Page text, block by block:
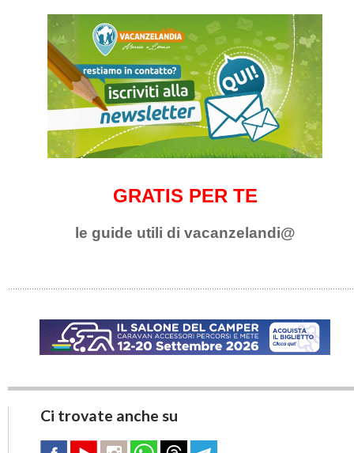
GRATIS PER TE
le guide utili di vacanzelandi@
Ci trovate anche su